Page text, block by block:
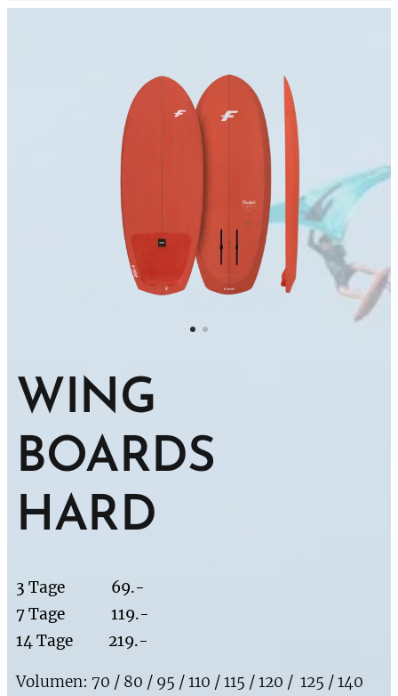
WING
BOARDS
HARD
3 Tage 69.-
7 Tage 119.-
14 Tage 219.-
Volumen: 70 / 80 / 95 / 110 / 115 / 120 / 125 / 140